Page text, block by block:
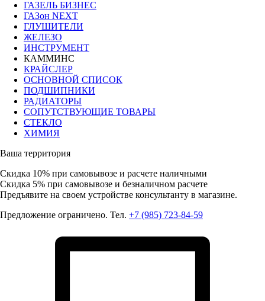
ГАЗЕЛЬ БИЗНЕС
ГАЗон NEXT
ГЛУШИТЕЛИ
ЖЕЛЕЗО
ИНСТРУМЕНТ
КАММИНС
КРАЙСЛЕР
ОСНОВНОЙ СПИСОК
ПОДШИПНИКИ
РАДИАТОРЫ
СОПУТСТВУЮЩИЕ ТОВАРЫ
СТЕКЛО
ХИМИЯ
Ваша территория
Скидка 10% при самовывозе и расчете наличными
Скидка 5% при самовывозе и безналичном расчете
Предъявите на своем устройстве консультанту в магазине.
Предложение ограничено. Тел. +7 (985) 723-84-59